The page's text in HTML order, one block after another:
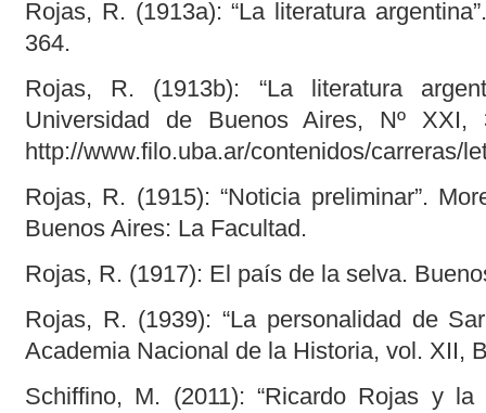
Rojas, R. (1913a): “La literatura
364.
Rojas, R. (1913b): “La literatura
Universidad de Buenos Aires, Nº XXI,
http://www.filo.uba.ar/contenidos/carreras/
Rojas, R. (1915): “Noticia preliminar”.
Buenos Aires: La Facultad.
Rojas, R. (1917): El país de la selva.
Rojas, R. (1939): “La personalidad de
Academia Nacional de la Historia, vol. XII,
Schiffino, M. (2011): “Ricardo Rojas y